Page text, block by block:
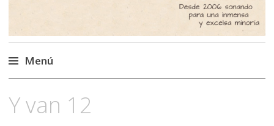
Menú
al
Y van 12